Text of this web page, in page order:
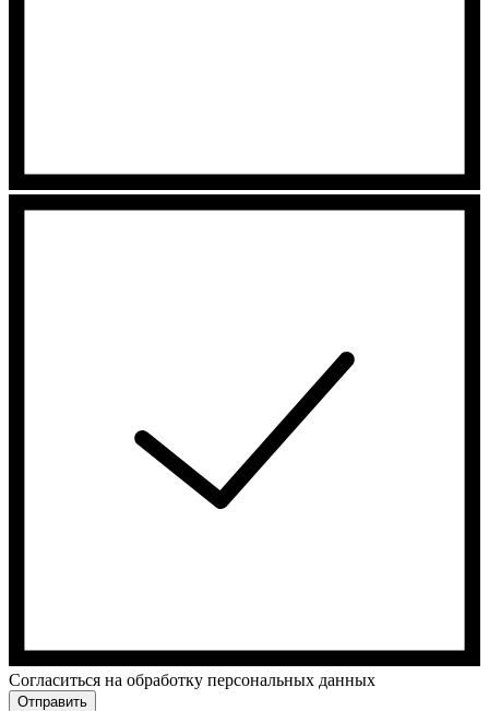
Cогласиться на обработку персональных данных
Отправить